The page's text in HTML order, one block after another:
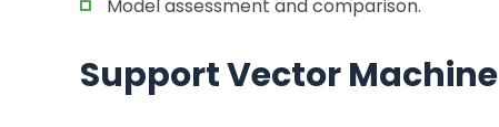
Model assessment and comparison.
Support Vector Machine